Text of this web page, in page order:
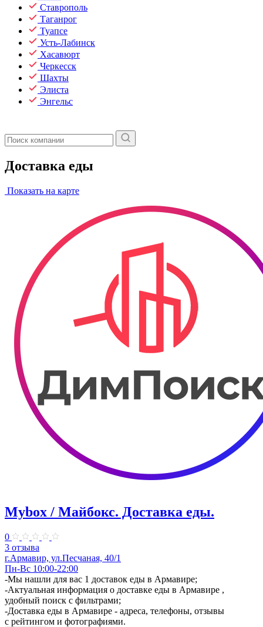
Ставрополь
Таганрог
Туапсе
Усть-Лабинск
Хасавюрт
Черкесск
Шахты
Элиста
Энгельс
Доставка еды
Показать на карте
Mybox / Майбокс. Доставка еды.
0
3 отзыва
г.Армавир, ул.Песчаная, 40/1
Пн-Вс 10:00-22:00
-Мы нашли для вас 1 доставок еды в Армавире;
-Актуальная информация о доставке еды в Армавире ,
удобный поиск с фильтрами;
-Доставка еды в Армавире - адреса, телефоны, отзывы
с рейтингом и фотографиями.